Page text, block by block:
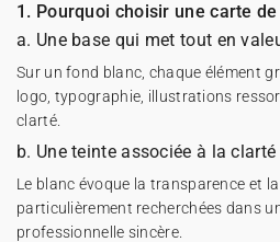
1. Pourquoi choisir une carte
a. Une base qui met tout en
Sur un fond blanc, chaque élément
logo, typographie, illustrations
clarté.
b. Une teinte associée à la
Le blanc évoque la transparence et
particulièrement recherchées dans
professionnelle sincère.